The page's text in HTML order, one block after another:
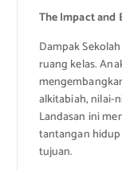
The Impact and
Dampak
ruang kelas.
alkitabiah, nilai-
Landasan ini
tantangan
tujuan.